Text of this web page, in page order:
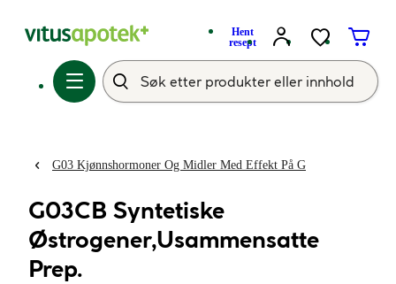
Hent
resept
G03 Kjønnshormoner Og Midler Med Effekt På G
G03CB Syntetiske
Østrogener,Usammensatte
Prep.